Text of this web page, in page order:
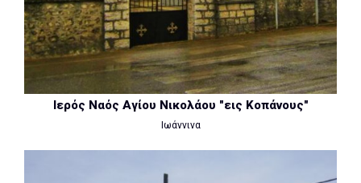
Ιερός Ναός Αγίου Νικολάου "εις Κοπάνους"
Ιωάννινα